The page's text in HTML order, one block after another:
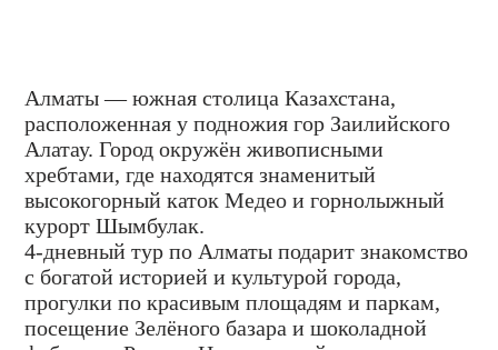
Алматы — южная столица Казахстана,
расположенная у подножия гор Заилийского
Алатау. Город окружён живописными
хребтами, где находятся знаменитый
высокогорный каток Медео и горнолыжный
курорт Шымбулак.
4-дневный тур по Алматы подарит знакомство
с богатой историей и культурой города,
прогулки по красивым площадям и паркам,
посещение Зелёного базара и шоколадной